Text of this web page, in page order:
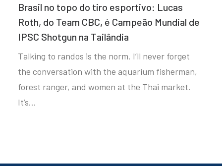
Brasil no topo do tiro esportivo: Lucas
Roth, do Team CBC, é Campeão Mundial de
IPSC Shotgun na Tailândia
Talking to randos is the norm. I’ll never forget
the conversation with the aquarium fisherman,
forest ranger, and women at the Thai market.
It’s…